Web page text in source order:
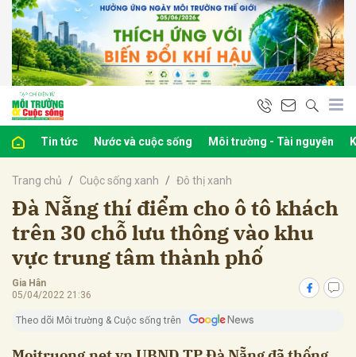
Tin tức Nước và cuộc sống Môi trường - Tài nguyên
Trang chủ Cuộc sống xanh Đô thị xanh
Đà Nẵng thí điểm cho ô tô khách
trên 30 chỗ lưu thông vào khu
vực trung tâm thành phố
Gia Hân
05/04/2022 21:36
Theo dõi Môi trường & Cuộc sống trên
luận